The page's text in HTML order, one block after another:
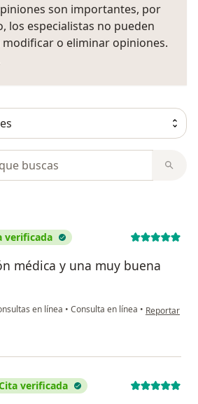
son importantes, por
los especialistas no pueden
o eliminar opiniones.
verificada
médica y una muy buena
en línea • Consulta en línea • en opinión
Reportar
verificada